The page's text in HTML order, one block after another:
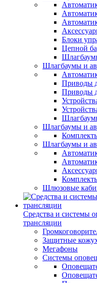
Блоки
Цепной
Шлагбаумы и
Приводы
Приводы
Шлагбаумы и
Шлагбаумы и
Шлюзовые
Средства и системы
трансляции
Защитные
Мегафоны
Системы